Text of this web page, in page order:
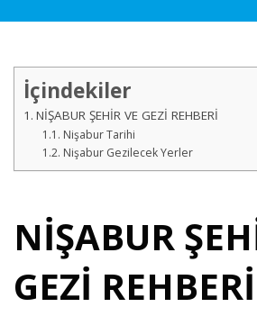
İçindekiler
NİŞABUR ŞEHİR VE GEZİ REHBERİ
Nişabur Tarihi
Nişabur Gezilecek Yerler
NİŞABUR
GEZİ REHBERİ